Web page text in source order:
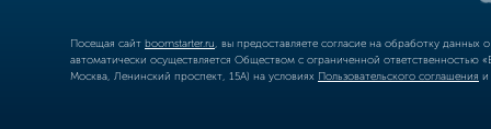
Посещая сайт boomstarter.ru , вы предоставляете согласие на обработку
автоматически осуществляется Обществом с ограниченной
Москва, Ленинский проспект, 15А) на условиях Пользовательского соглашения и